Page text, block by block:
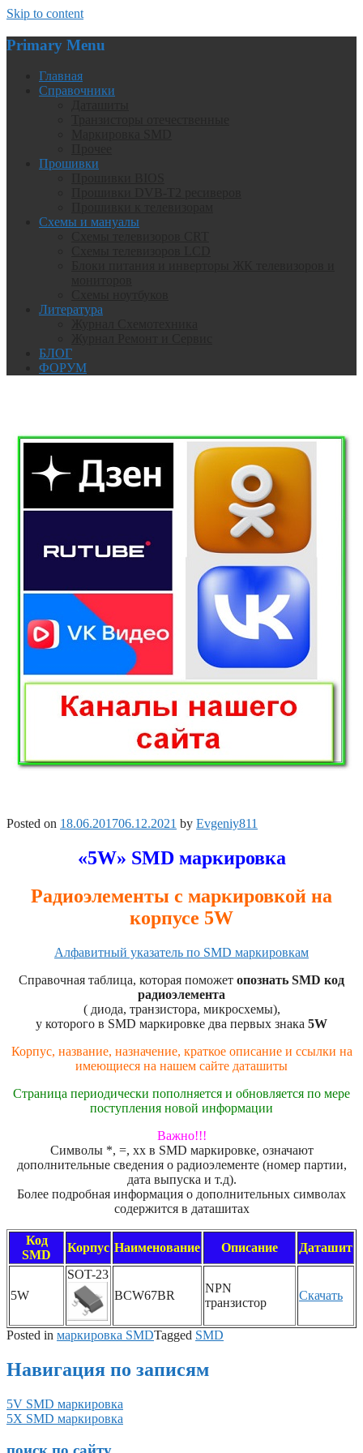
Skip to content
Primary Menu
Главная
Справочники
Прошивки
Схемы и мануалы
Литература
БЛОГ
ФОРУМ
Posted on 18.06.201706.12.2021 by Evgeniy811
«5W» SMD маркировка
Радиоэлементы с маркировкой на
корпусе 5W
Алфавитный указатель по SMD маркировкам
Справочная таблица, которая поможет опознать SMD код
радиоэлемента
( диода, транзистора, микросхемы),
у которого в SMD маркировке два первых знака 5W
Корпус, название, назначение, краткое описание и ссылки на
имеющиеся на нашем сайте даташиты
Страница периодически пополняется и обновляется по мере
поступления новой информации
Важно!!!
Символы *, =, xx в SMD маркировке, означают
дополнительные сведения о радиоэлементе (номер партии,
дата выпуска и т.д).
Более подробная информация о дополнительных символах
содержится в даташитах
Код
SMD
Корпус Наименование Описание Даташит
5W
SOT-23
BCW67BR
NPN
транзистор
Скачать
Posted in маркировка SMDTagged SMD
Навигация по записям
5V SMD маркировка
5X SMD маркировка